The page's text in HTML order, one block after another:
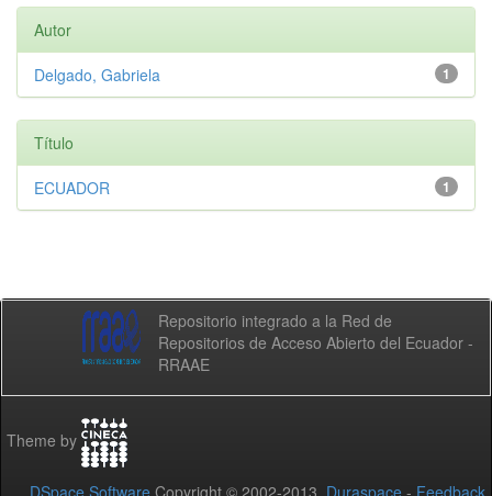
Autor
1
Delgado, Gabriela
Título
1
ECUADOR
Repositorio integrado a la Red de
Repositorios de Acceso Abierto del Ecuador -
RRAAE
Theme by
DSpace Software Copyright © 2002-2013 Duraspace - Feedback